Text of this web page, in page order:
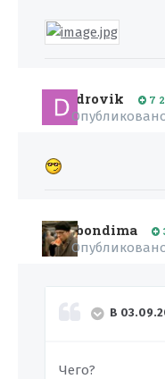
drovik 7
bondima
В
Чего?